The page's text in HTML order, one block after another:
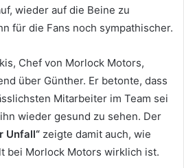
wieder auf die Beine zu
für die Fans noch sympathischer.
Chef von Morlock Motors,
über Günther. Er betonte, dass
Mitarbeiter im Team sei
wieder gesund zu sehen. Der
Unfall“ zeigte damit auch, wie
bei Morlock Motors wirklich ist.